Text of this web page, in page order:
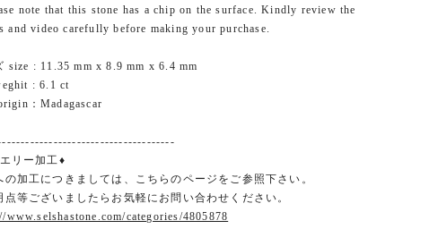
note that this stone has a chip on the surface. Kindly review the
and video carefully before making your purchase.
size : 11.35 mm x 8.9 mm x 6.4 mm
: 6.1 ct
：Madagascar
リー加工♦
の加工につきましては、こちらのページをご参照下さい。
点等ございましたらお気軽にお問い合わせください。
www.selshastone.com/categories/4805878